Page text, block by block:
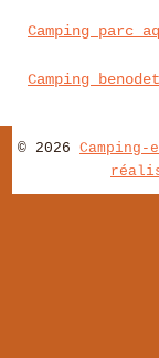
Camping parc
Camping
© 2026 Camping-